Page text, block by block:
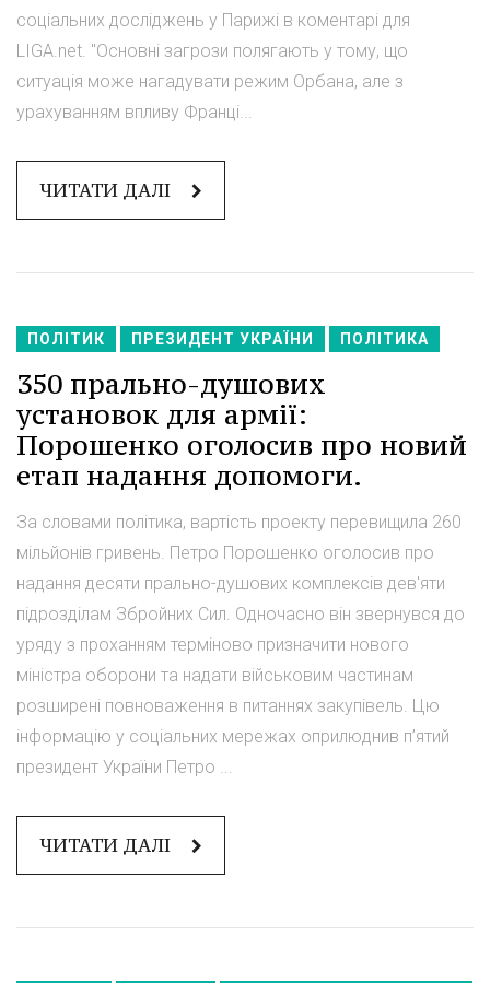
соціальних досліджень у Парижі в коментарі для
LIGA.net. "Основні загрози полягають у тому, що
ситуація може нагадувати режим Орбана, але з
урахуванням впливу Франці...
ЧИТАТИ ДАЛІ
ПОЛІТИК ПРЕЗИДЕНТ УКРАЇНИ ПОЛІТИКА
350 прально-душових
установок для армії:
Порошенко оголосив про новий
етап надання допомоги.
За словами політика, вартість проекту перевищила 260
мільйонів гривень. Петро Порошенко оголосив про
надання десяти прально-душових комплексів дев'яти
підрозділам Збройних Сил. Одночасно він звернувся до
уряду з проханням терміново призначити нового
міністра оборони та надати військовим частинам
розширені повноваження в питаннях закупівель. Цю
інформацію у соціальних мережах оприлюднив п’ятий
президент України Петро ...
ЧИТАТИ ДАЛІ